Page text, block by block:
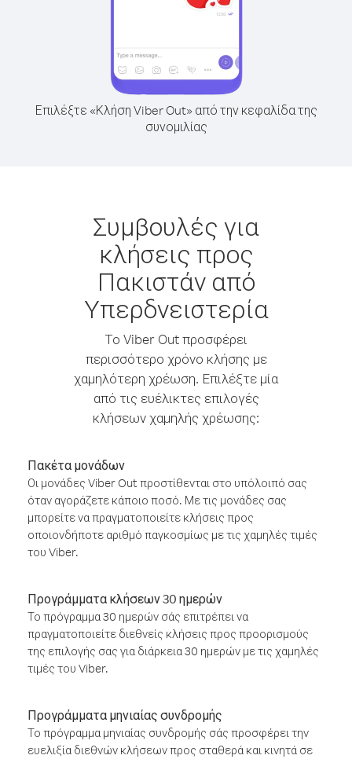
Επιλέξτε «Κλήση Viber Out» από την κεφαλίδα της
συνομιλίας
Συμβουλές για
κλήσεις προς
Πακιστάν από
Υπερδνειστερία
Το Viber Out προσφέρει
περισσότερο χρόνο κλήσης με
χαμηλότερη χρέωση. Επιλέξτε μία
από τις ευέλικτες επιλογές
κλήσεων χαμηλής χρέωσης:
Πακέτα μονάδων
Οι μονάδες Viber Out προστίθενται στο υπόλοιπό σας
όταν αγοράζετε κάποιο ποσό. Με τις μονάδες σας
μπορείτε να πραγματοποιείτε κλήσεις προς
οποιονδήποτε αριθμό παγκοσμίως με τις χαμηλές τιμές
του Viber.
Προγράμματα κλήσεων 30 ημερών
Το πρόγραμμα 30 ημερών σάς επιτρέπει να
πραγματοποιείτε διεθνείς κλήσεις προς προορισμούς
της επιλογής σας για διάρκεια 30 ημερών με τις χαμηλές
τιμές του Viber.
Προγράμματα μηνιαίας συνδρομής
Το πρόγραμμα μηνιαίας συνδρομής σάς προσφέρει την
ευελιξία διεθνών κλήσεων προς σταθερά και κινητά σε